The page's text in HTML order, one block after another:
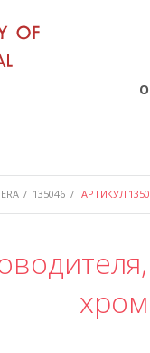
/ 135046 / АРТИКУЛ